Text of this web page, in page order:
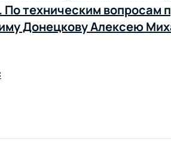
техническим вопросам
Донецкову Алексею
тел. +7 916 041